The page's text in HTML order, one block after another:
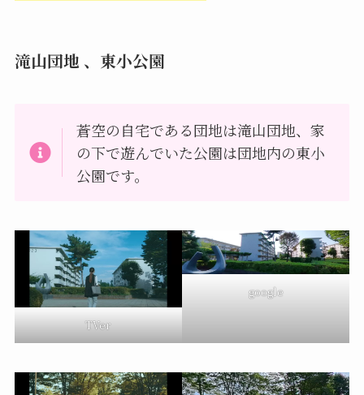
滝山団地 、東小公園
蒼空の自宅である団地は滝山団地、家
の下で遊んでいた公園は団地内の東小
公園です。
TVer
google